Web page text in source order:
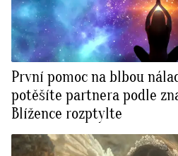
První pomoc na blbou
potěšíte partnera podle
Blížence rozptylte